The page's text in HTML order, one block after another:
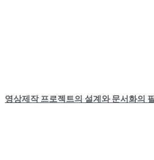
영상제작 프로젝트의 설계와 문서화의